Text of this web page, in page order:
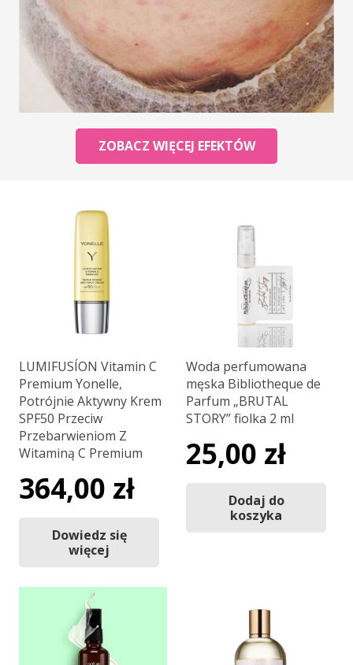
ZOBACZ WIĘCEJ EFEKTÓW
LUMIFUSÍON Vitamin C
Premium Yonelle,
Potrójnie Aktywny Krem
SPF50 Przeciw
Przebarwieniom Z
Witaminą C Premium
364,00 zł
Dowiedz się
więcej
Woda perfumowana
męska Bibliotheque de
Parfum „BRUTAL
STORY” fiolka 2 ml
25,00 zł
Dodaj do
koszyka